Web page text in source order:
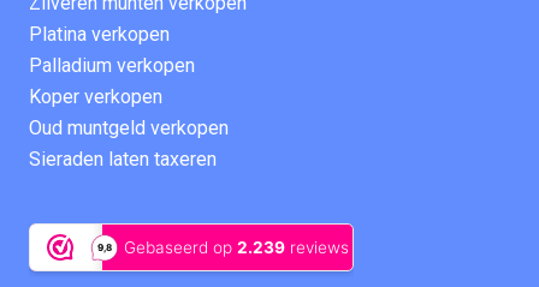
Platina verkopen
Palladium verkopen
Koper verkopen
Oud muntgeld verkopen
Sieraden laten taxeren